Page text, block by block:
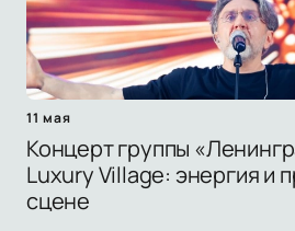
11 мая
Концерт группы
Luxury Village: энергия и
сцене